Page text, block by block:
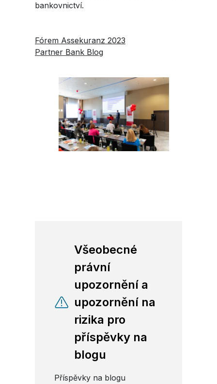
bankovnictví.
Fórem Assekuranz 2023
Partner Bank Blog
Všeobecné
právní
upozornění a
upozornění na
rizika pro
příspěvky na
blogu
Příspěvky na blogu